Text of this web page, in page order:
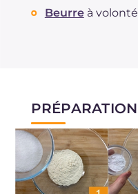
Beurre à volonté
PRÉPARATION